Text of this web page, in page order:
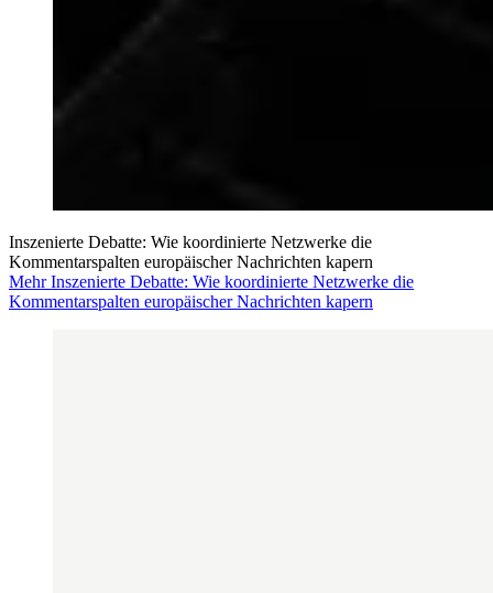
Inszenierte Debatte: Wie koordinierte Netzwerke die
Kommentarspalten europäischer Nachrichten kapern
Mehr Inszenierte Debatte: Wie koordinierte Netzwerke die
Kommentarspalten europäischer Nachrichten kapern